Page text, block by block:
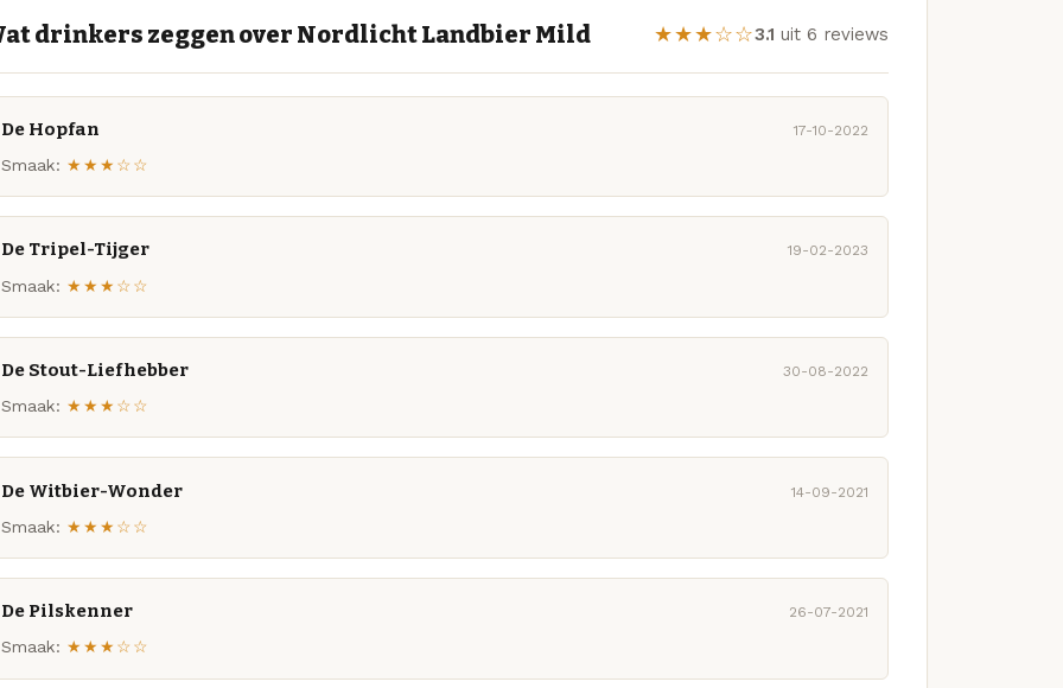
drinkers zeggen over Nordlicht Landbier Mild ★★★☆☆3.1 uit 6 reviews
De Hopfan 17-10-2022
Smaak: ★★★☆☆
De Tripel-Tijger 19-02-2023
Smaak: ★★★☆☆
De Stout-Liefhebber 30-08-2022
Smaak: ★★★☆☆
De Witbier-Wonder 14-09-2021
Smaak: ★★★☆☆
De Pilskenner 26-07-2021
Smaak: ★★★☆☆